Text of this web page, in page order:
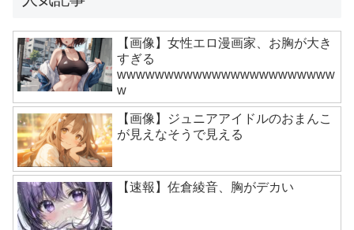
【画像】女性エロ漫画家、お胸が大き
すぎる
wwwwwwwwwwwwwwwwwwwwwww
w
【画像】ジュニアアイドルのおまんこ
が見えなそうで見える
【速報】佐倉綾音、胸がデカい